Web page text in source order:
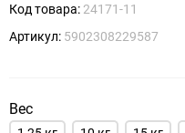
Код товара: 24171-11
Артикул: 5902308229587
Вес